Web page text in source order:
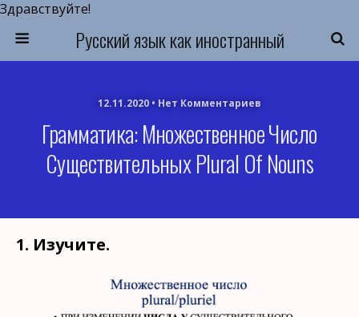
Здравствуйте!
Русский язык как иностранный
12.11.2020 • Нет Комментариев
Грамматика: Множественное Число
Существительных Plural Of Nouns
1. Изучите.